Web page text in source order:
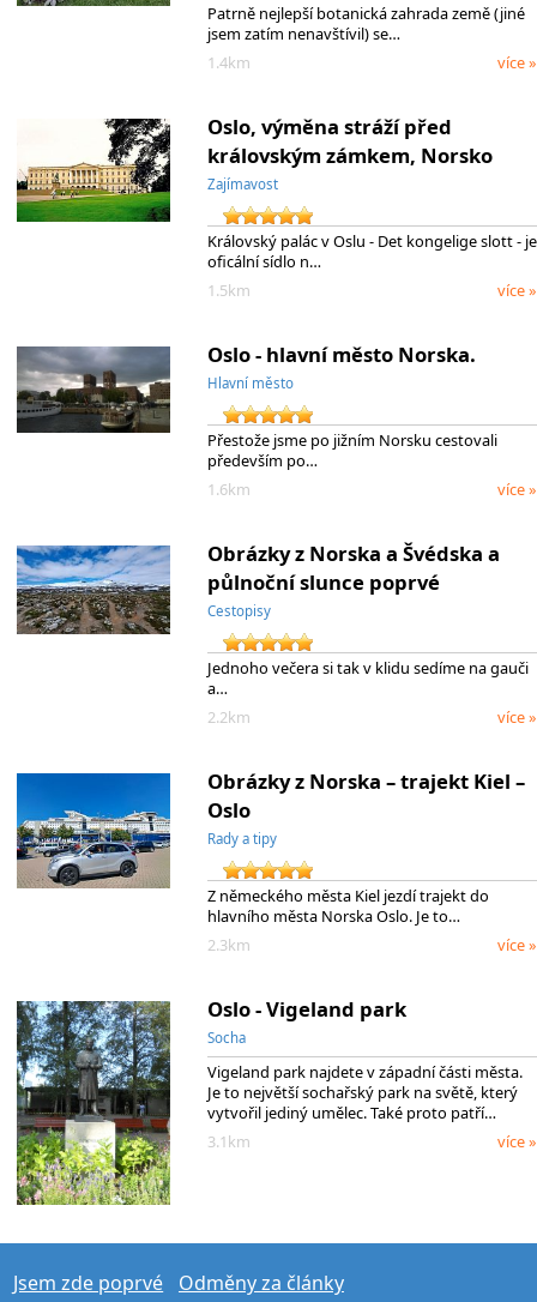
Patrně nejlepší botanická zahrada země (jiné
jsem zatím nenavštívil) se…
1.4km
více »
Oslo, výměna stráží před
královským zámkem, Norsko
Zajímavost
Královský palác v Oslu - Det kongelige slott - je
oficální sídlo n…
1.5km
více »
Oslo - hlavní město Norska.
Hlavní město
Přestože jsme po jižním Norsku cestovali
především po…
1.6km
více »
Obrázky z Norska a Švédska a
půlnoční slunce poprvé
Cestopisy
Jednoho večera si tak v klidu sedíme na gauči
a…
2.2km
více »
Obrázky z Norska – trajekt Kiel –
Oslo
Rady a tipy
Z německého města Kiel jezdí trajekt do
hlavního města Norska Oslo. Je to…
2.3km
více »
Oslo - Vigeland park
Socha
Vigeland park najdete v západní části města.
Je to největší sochařský park na světě, který
vytvořil jediný umělec. Také proto patří…
3.1km
více »
Jsem zde poprvé Odměny za články